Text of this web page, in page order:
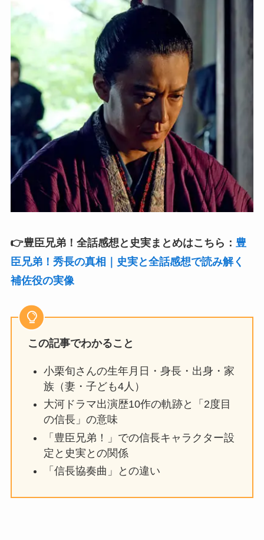
👉豊臣兄弟！全話感想と史実まとめはこちら： 豊
臣兄弟！秀長の真相｜史実と全話感想で読み解く
補佐役の実像
この記事でわかること
小栗旬さんの生年月日・身長・出身・家
族（妻・子ども4人）
大河ドラマ出演歴10作の軌跡と「2度目
の信長」の意味
「豊臣兄弟！」での信長キャラクター設
定と史実との関係
「信長協奏曲」との違い